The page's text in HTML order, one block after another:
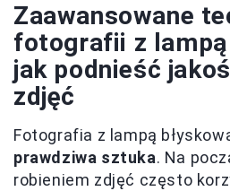
Zaawansowane
fotografii z lampą
jak podnieść
zdjęć
Fotografia z lampą
prawdziwa sztuka. Na
robieniem zdjęć często